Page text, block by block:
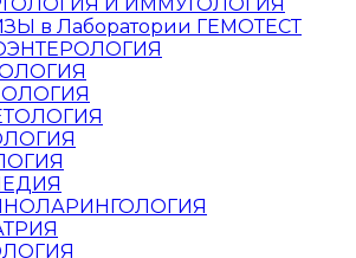
в Лаборатории ГЕМОТЕСТ